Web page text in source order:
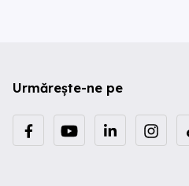
Urmărește-ne pe